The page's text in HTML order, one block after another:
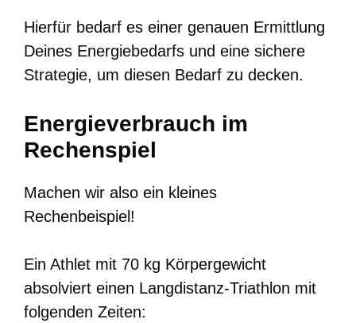
Hierfür bedarf es einer genauen Ermittlung
Deines Energiebedarfs und eine sichere
Strategie, um diesen Bedarf zu decken.
Energieverbrauch im
Rechenspiel
Machen wir also ein kleines
Rechenbeispiel!
Ein Athlet mit 70 kg Körpergewicht
absolviert einen Langdistanz-Triathlon mit
folgenden Zeiten: